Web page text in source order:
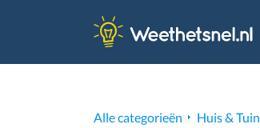
Alle categorieën Huis & Tuin